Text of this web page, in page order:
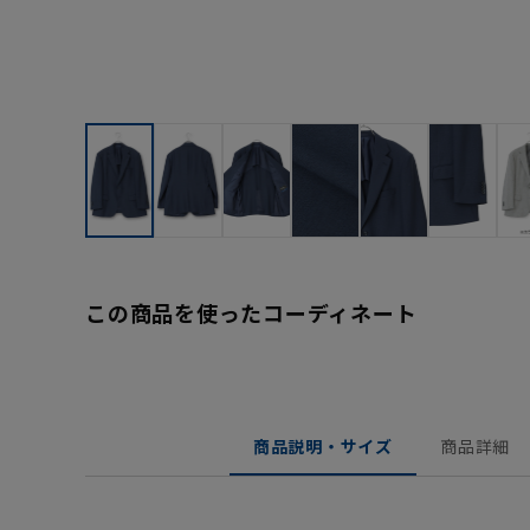
この商品を使ったコーディネート
商品説明・サイズ 商品詳細